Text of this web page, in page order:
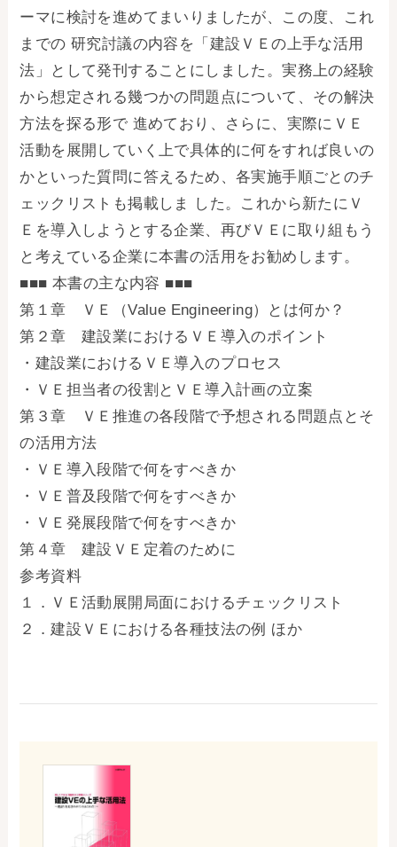
ーマに検討を進めてまいりましたが、この度、これ
までの 研究討議の内容を「建設ＶＥの上手な活用
法」として発刊することにしました。実務上の経験
から想定される幾つかの問題点について、その解決
方法を探る形で 進めており、さらに、実際にＶＥ
活動を展開していく上で具体的に何をすれば良いの
かといった質問に答えるため、各実施手順ごとのチ
ェックリストも掲載しま した。これから新たにＶ
Ｅを導入しようとする企業、再びＶＥに取り組もう
と考えている企業に本書の活用をお勧めします。
■■■ 本書の主な内容 ■■■
第１章 ＶＥ（Value Engineering）とは何か？
第２章 建設業におけるＶＥ導入のポイント
・建設業におけるＶＥ導入のプロセス
・ＶＥ担当者の役割とＶＥ導入計画の立案
第３章 ＶＥ推進の各段階で予想される問題点とそ
の活用方法
・ＶＥ導入段階で何をすべきか
・ＶＥ普及段階で何をすべきか
・ＶＥ発展段階で何をすべきか
第４章 建設ＶＥ定着のために
参考資料
１．ＶＥ活動展開局面におけるチェックリスト
２．建設ＶＥにおける各種技法の例 ほか